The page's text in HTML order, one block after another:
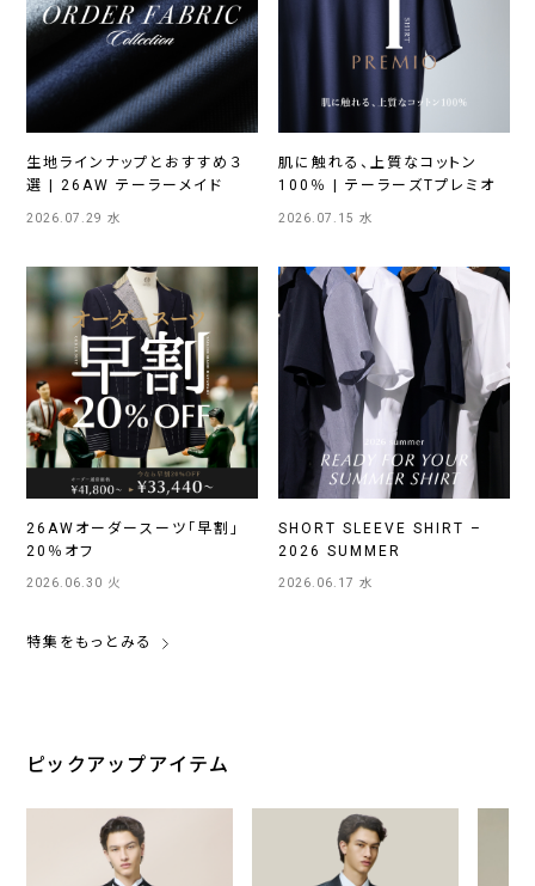
生地ラインナップとおすすめ３
選 | 26AW テーラーメイド
2026.07.29 水
肌に触れる、上質なコットン
100％ | テーラーズTプレミオ
2026.07.15 水
26AWオーダースーツ「早割」
20％オフ
2026.06.30 火
SHORT SLEEVE SHIRT –
2026 SUMMER
2026.06.17 水
特集をもっとみる
ピックアップアイテム